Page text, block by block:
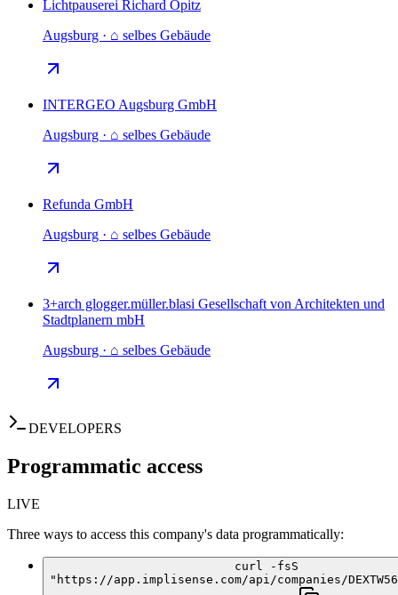
Lichtpauserei Richard Opitz
Augsburg · ⌂ selbes Gebäude
INTERGEO Augsburg GmbH
Augsburg · ⌂ selbes Gebäude
Refunda GmbH
Augsburg · ⌂ selbes Gebäude
3+arch glogger.müller.blasi Gesellschaft von Architekten und
Stadtplanern mbH
Augsburg · ⌂ selbes Gebäude
DEVELOPERS
Programmatic access
LIVE
Three ways to access this company's data programmatically:
curl -fsS
"https://app.implisense.com/api/companies/